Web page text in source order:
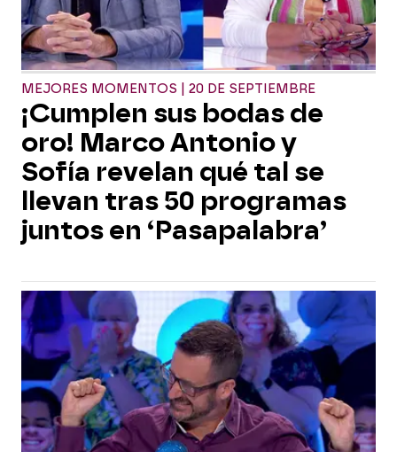
MEJORES MOMENTOS | 20 DE SEPTIEMBRE
¡Cumplen sus bodas de
oro! Marco Antonio y
Sofía revelan qué tal se
llevan tras 50 programas
juntos en ‘Pasapalabra’